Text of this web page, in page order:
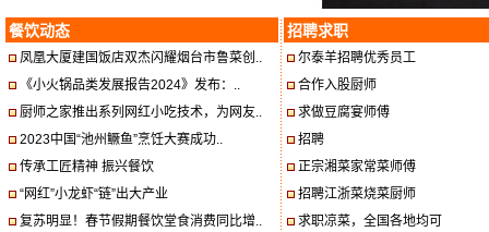
餐饮动态
凤凰大厦建国饭店双杰闪耀烟台市鲁菜创..
《小火锅品类发展报告2024》发布：..
厨师之家推出系列网红小吃技术，为网友..
2023中国“池州鳜鱼”烹饪大赛成功..
传承工匠精神 振兴餐饮
“网红”小龙虾“链”出大产业
复苏明显！春节假期餐饮堂食消费同比增..
招聘求职
尔泰羊招聘优秀员工
合作入股厨师
求做豆腐宴师傅
招聘
正宗湘菜家常菜师傅
招聘江浙菜烧菜厨师
求职凉菜，全国各地均可